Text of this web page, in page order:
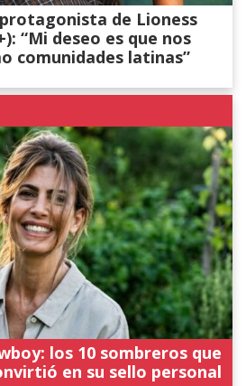
de Lioness
“Mi deseo es que nos
comunidades latinas”
los 10 sombreros que
en su sello personal